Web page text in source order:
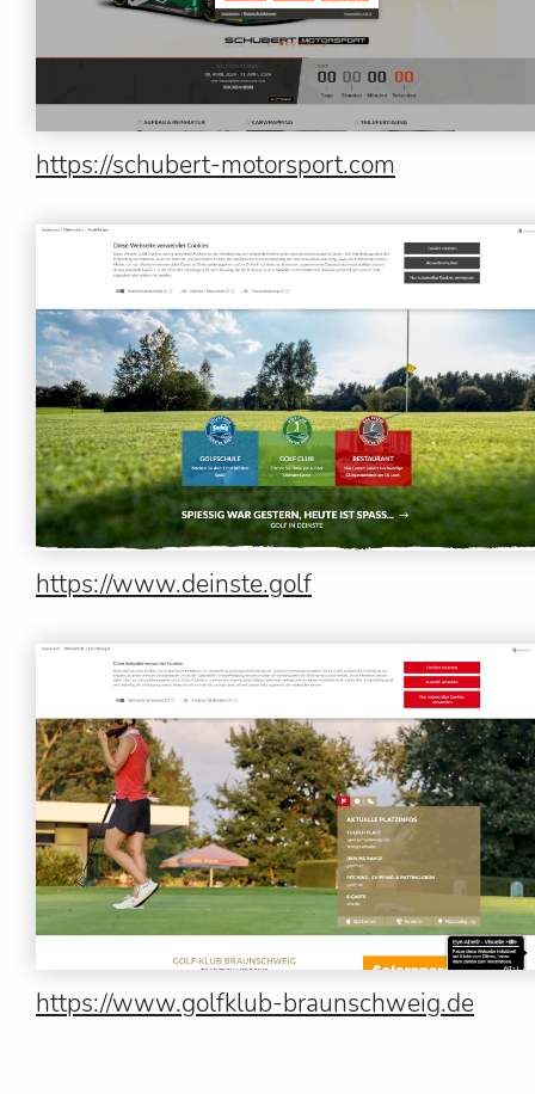
https://schubert-motorsport.com
https://www.deinste.golf
https://www.golfklub-braunschweig.de